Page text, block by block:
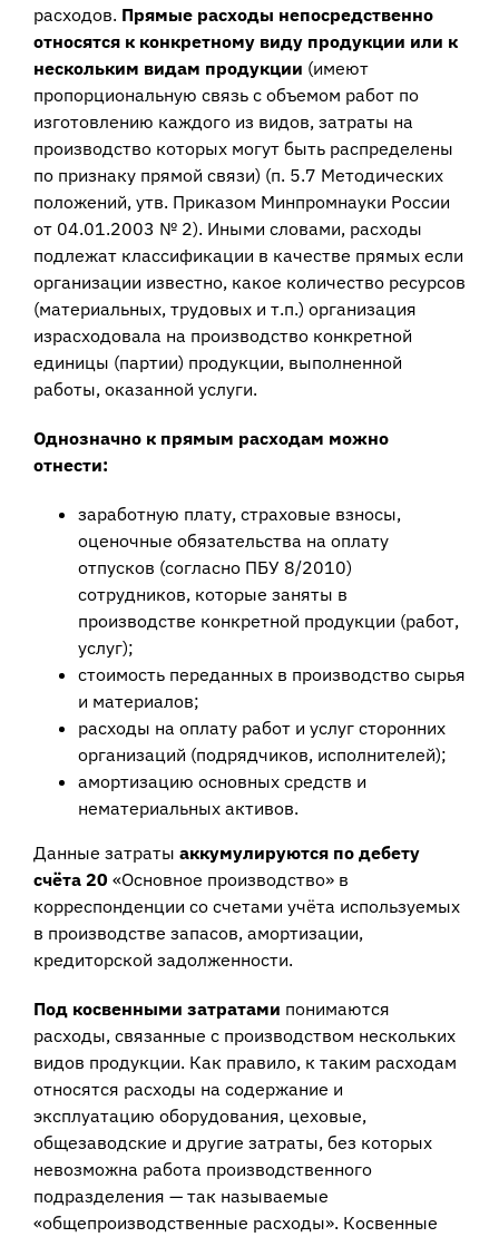
расходов. Прямые расходы непосредственно
относятся к конкретному виду продукции или к
нескольким видам продукции (имеют
пропорциональную связь с объемом работ по
изготовлению каждого из видов, затраты на
производство которых могут быть распределены
по признаку прямой связи) (п. 5.7 Методических
положений, утв. Приказом Минпромнауки России
от 04.01.2003 № 2). Иными словами, расходы
подлежат классификации в качестве прямых если
организации известно, какое количество ресурсов
(материальных, трудовых и т.п.) организация
израсходовала на производство конкретной
единицы (партии) продукции, выполненной
работы, оказанной услуги.
Однозначно к прямым расходам можно
отнести:
заработную плату, страховые взносы,
оценочные обязательства на оплату
отпусков (согласно ПБУ 8/2010)
сотрудников, которые заняты в
производстве конкретной продукции (работ,
услуг);
стоимость переданных в производство сырья
и материалов;
расходы на оплату работ и услуг сторонних
организаций (подрядчиков, исполнителей);
амортизацию основных средств и
нематериальных активов.
Данные затраты аккумулируются по дебету
счёта 20 «Основное производство» в
корреспонденции со счетами учёта используемых
в производстве запасов, амортизации,
кредиторской задолженности.
Под косвенными затратами понимаются
расходы, связанные с производством нескольких
видов продукции. Как правило, к таким расходам
относятся расходы на содержание и
эксплуатацию оборудования, цеховые,
общезаводские и другие затраты, без которых
невозможна работа производственного
подразделения — так называемые
«общепроизводственные расходы». Косвенные